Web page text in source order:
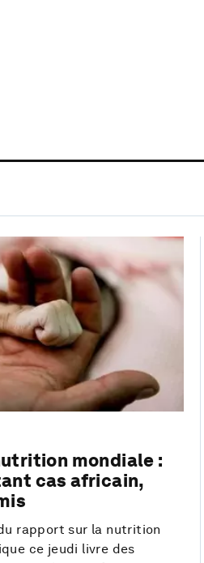
mondiale :
cas africain,
rapport sur la nutrition
ce jeudi livre des